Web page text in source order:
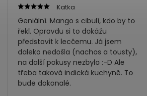
Katka
Geniální. Mango s cibulí, kdo by to
řekl. Opravdu si to dokážu
představit k lecčemu. Já jsem
daleko nedošla (nachos a tousty),
na další pokusy nezbylo :-D Ale
třeba taková indická kuchyně. To
bude dokonalé.